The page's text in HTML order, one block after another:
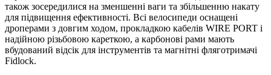
також зосередилися на зменшенні ваги та збільшенню накату
для підвищення ефективності. Всі велосипеди оснащені
дроперами з довгим ходом, прокладкою кабелів WIRE PORT і
надійною різьбовою кареткою, а карбонові рами мають
вбудований відсік для інструментів та магнітні фляготримачі
Fidlock.